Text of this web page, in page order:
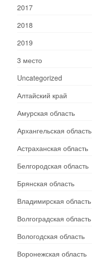
2017
2018
2019
3 место
Uncategorized
Алтайский край
Амурская область
Архангельская область
Астраханская область
Белгородская область
Брянская область
Владимирская область
Волгоградская область
Вологодская область
Воронежская область